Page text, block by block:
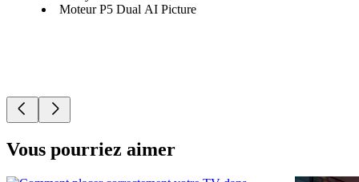
Moteur P5 Dual AI Picture
Vous pourriez aimer